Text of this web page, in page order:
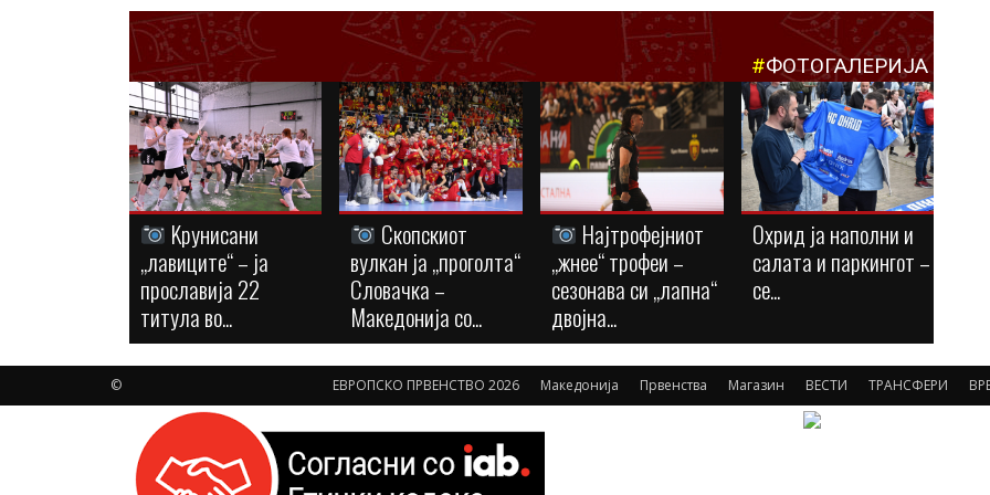
#ФОТОГАЛЕРИЈА
Kрунисани
„лавиците“ – ја
прославија 22
титула во...
Скопскиот
вулкан ја „проголта“
Словачка –
Македонија со...
Најтрофејниот
„жнее“ трофеи –
сезонава си „лапна“
двојна...
Охрид ја наполни и
салата и паркингот –
се...
ЕВРОПСКО ПРВЕНСТВО 2026 Македонија Првенства Магазин ВЕСТИ ТРАНСФЕРИ
©